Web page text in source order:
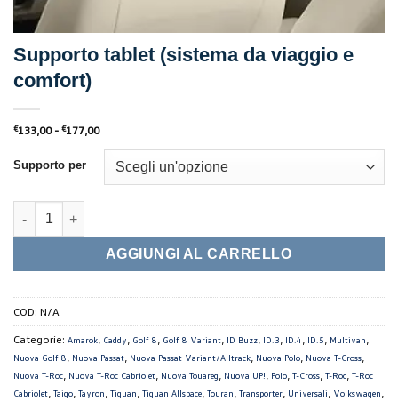
Supporto tablet (sistema da viaggio e
comfort)
€133,00 - €177,00Fascia
prezzo:
€133,00
a
Supporto per
Supporto tablet (sistema da viaggio e comfort) quantità
AGGIUNGI AL CARRELLO
COD: N/A
Categorie: Amarok Caddy Golf 8 Golf 8 Variant ID Buzz ID.3 ID.4 ID.5 Multivan
Nuova Golf 8 Nuova Passat Nuova Passat Variant/Alltrack Nuova Polo Nuova T-Cross
Nuova T-Roc Nuova T-Roc Cabriolet Nuova Touareg Nuova UP! Polo T-Cross T-Roc T-Roc
Cabriolet Taigo Tayron Tiguan Tiguan Allspace Touran Transporter Universali Volkswagen